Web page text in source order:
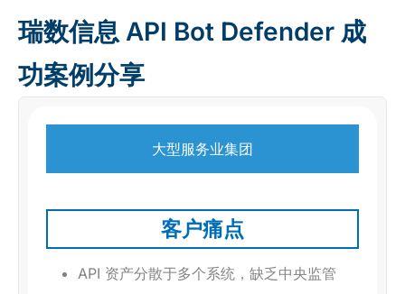
瑞数信息 API Bot Defender 成
功案例分享
大型服务业集团
客户痛点
API 资产分散于多个系统，缺乏中央监管